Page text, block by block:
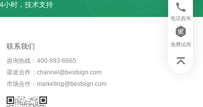
小时，技术支持
联系我们
咨询热线：400-993-6665
渠道合作：channel@bestsign.com
市场合作：marketing@bestsign.com
电话咨询
免费试用